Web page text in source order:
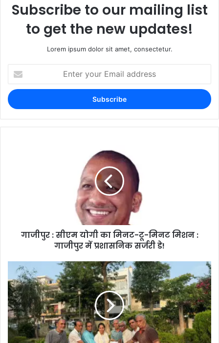
Subscribe to our mailing list
to get the new updates!
Lorem ipsum dolor sit amet, consectetur.
गाजीपुर : सीएम योगी का मिनट-टू-मिनट मिशन :
गाजीपुर में प्रशासनिक सर्जरी डे!